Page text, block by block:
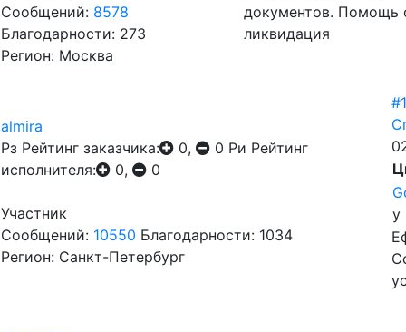
Сообщений: 8578
Благодарности: 273
Регион: Москва
документов. Помощь
ликвидация
almira
Рз Рейтинг заказчика: 0, 0 Ри Рейтинг
исполнителя:
0, 0
Участник
Сообщений: 10550 Благодарности: 1034
Регион: Санкт-Петербург
у